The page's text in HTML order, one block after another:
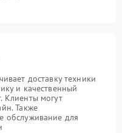
доставку техники
и качественный
Клиенты могут
Также
обслуживание для